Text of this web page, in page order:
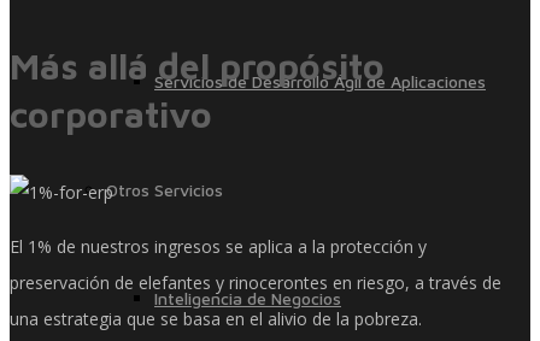
Servicios de Desarrollo Ágil de Aplicaciones
Otros Servicios
Inteligencia de Negocios
Más allá del propósito
corporativo
El 1% de nuestros ingresos se aplica a la protección y
preservación de elefantes y rinocerontes en riesgo, a través de
una estrategia que se basa en el alivio de la pobreza.